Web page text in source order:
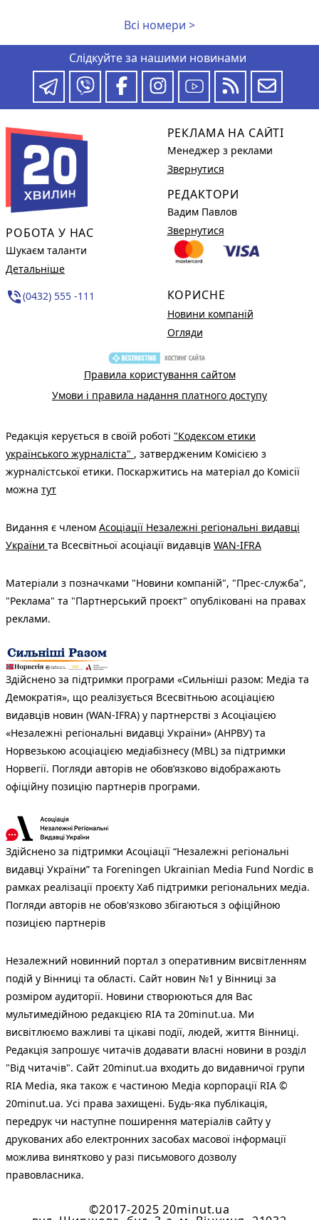
Всі номери >
Слідкуйте за нашими новинами
РОБОТА У НАС
Шукаєм таланти
Детальніше
phone_in_talk(0432) 555 -111
РЕКЛАМА НА САЙТІ
Менеджер з реклами
Звернутися
РЕДАКТОРИ
Вадим Павлов
Звернутися
КОРИСНЕ
Новини компаній
Огляди
Правила користування сайтом
Умови і правила надання платного доступу
Редакція керується в своїй роботі "Кодексом етики
українського журналіста" , затвердженим Комісією з
журналістської етики. Поскаржитись на матеріал до Комісії
можна тут
Видання є членом Асоціації Незалежні регіональні видавці
України та Всесвітньої асоціації видавців WAN-IFRA
Матеріали з позначками "Новини компаній", "Прес-служба",
"Реклама" та "Партнерський проєкт" опубліковані на правах
реклами.
Здійснено за підтримки програми «Сильніші разом: Медіа та
Демократія», що реалізується Всесвітньою асоціацією
видавців новин (WAN-IFRA) у партнерстві з Асоціацією
«Незалежні регіональні видавці України» (АНРВУ) та
Норвезькою асоціацією медіабізнесу (MBL) за підтримки
Норвегії. Погляди авторів не обов’язково відображають
офіційну позицію партнерів програми.
Здійснено за підтримки Асоціації “Незалежні регіональні
видавці України” та Foreningen Ukrainian Media Fund Nordic в
рамках реалізації проєкту Хаб підтримки регіональних медіа.
Погляди авторів не обов'язково збігаються з офіційною
позицією партнерів
Незалежний новинний портал з оперативним висвітленням
подій у Вінниці та області. Сайт новин №1 у Вінниці за
розміром аудиторії. Новини створюються для Вас
мультимедійною редакцією RIA та 20minut.ua. Ми
висвітлюємо важливі та цікаві події, людей, життя Вінниці.
Редакція запрошує читачів додавати власні новини в розділ
"Від читачів". Сайт 20minut.ua входить до видавничої групи
RIA Media, яка також є частиною Медіа корпорації RIA ©
20minut.ua. Усі права захищені. Будь-яка публiкацiя,
передрук чи наступне поширення матеріалів сайту у
друкованих або електронних засобах масової інформації
можлива винятково у разі письмового дозволу
правовласника.
©2017-2025 20minut.ua